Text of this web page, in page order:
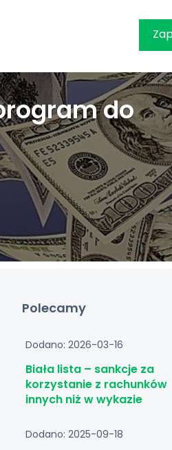
do
Polecamy
Dodano: 2026-03-16
Biała lista – sankcje za
korzystanie z rachunków
innych niż w wykazie
Dodano: 2025-09-18